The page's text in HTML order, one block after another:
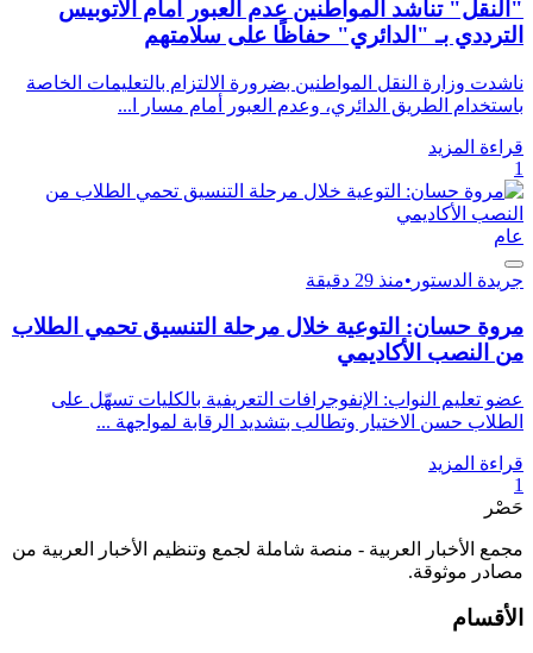
"النقل" تناشد المواطنين عدم العبور أمام الأتوبيس
الترددي بـ "الدائري" حفاظًا على سلامتهم
ناشدت وزارة النقل المواطنين بضرورة الالتزام بالتعليمات الخاصة
باستخدام الطريق الدائري، وعدم العبور أمام مسار ا...
قراءة المزيد
1
عام
جريدة الدستور •منذ 29 دقيقة
مروة حسان: التوعية خلال مرحلة التنسيق تحمي الطلاب
من النصب الأكاديمي
عضو تعليم النواب: الإنفوجرافات التعريفية بالكليات تسهّل على
الطلاب حسن الاختيار وتطالب بتشديد الرقابة لمواجهة ...
قراءة المزيد
1
حَصْر
مجمع الأخبار العربية - منصة شاملة لجمع وتنظيم الأخبار العربية من
مصادر موثوقة.
الأقسام